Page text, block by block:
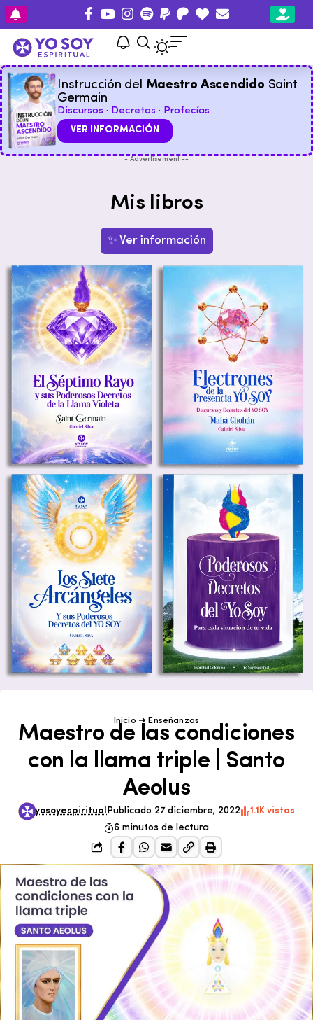
Instrucción del Maestro Ascendido Saint
Germain
Discursos · Decretos · Profecías
VER INFORMACIÓN
- Advertisement --
Mis libros
✨ Ver información
Inicio ➜ Enseñanzas
Maestro de las condiciones
con la llama triple | Santo
Aeolus
yosoyespiritual Publicado 27 diciembre, 2022
1.1K vistas
6 minutos de lectura